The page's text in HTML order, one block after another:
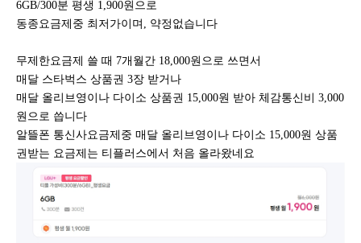
6GB/300분 평생 1,900원으로
동종요금제중 최저가이며, 약정없습니다
무제한요금제 쓸 때 7개월간 18,000원으로 쓰면서
매달 스타벅스 상품권 3장 받거나
매달 올리브영이나 다이소 상품권 15,000원 받아 체감통신비 3,000
원으로 씁니다
알뜰폰 통신사요금제중 매달 올리브영이나 다이소 15,000원 상품
권받는 요금제는 티플러스에서 처음 올라왔네요